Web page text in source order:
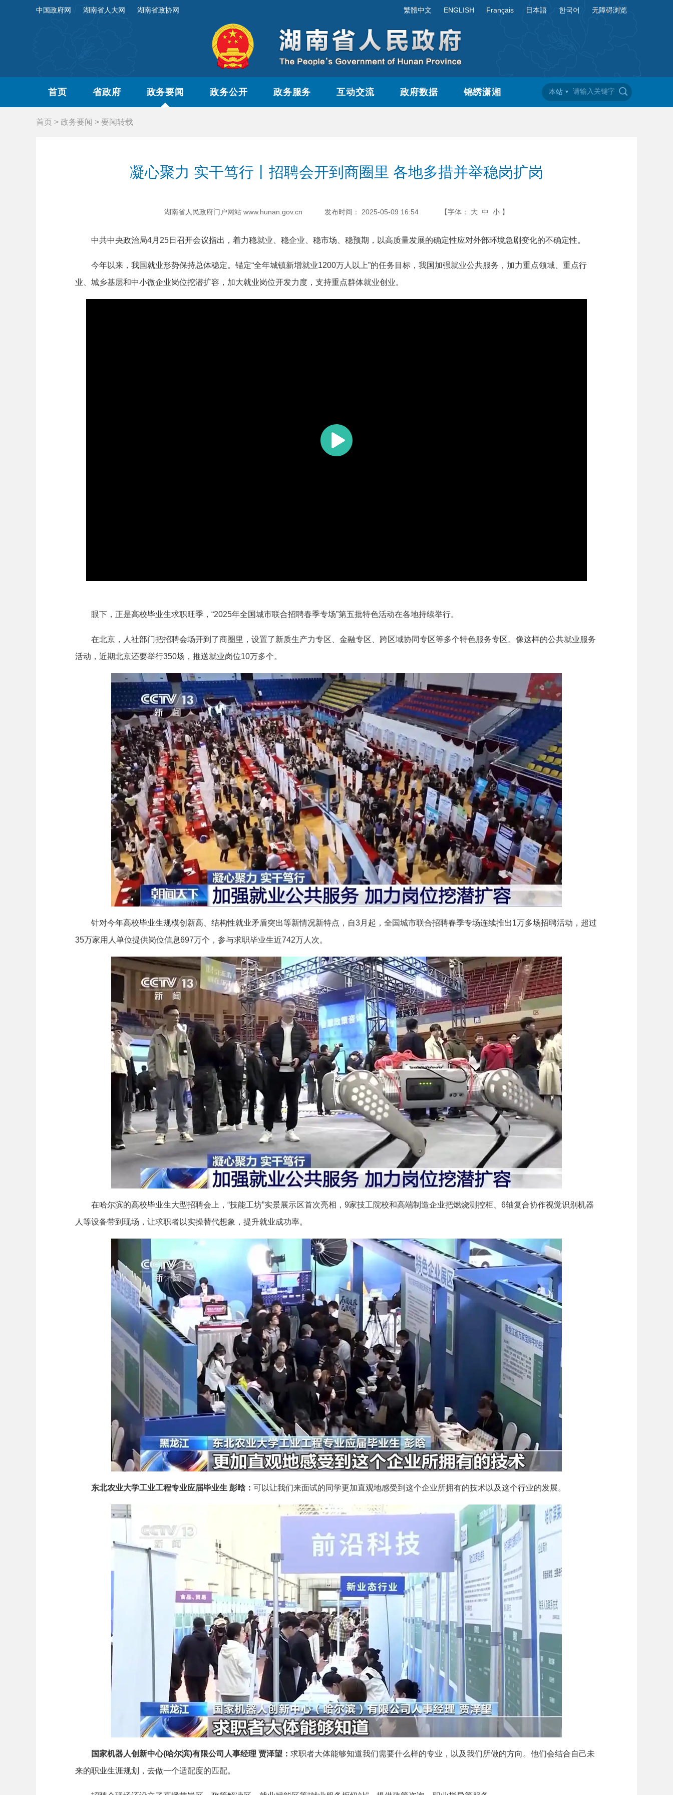
中国政府网 湖南省人大网 湖南省政协网 繁體中文 ENGLISH Français 日本語 한국어 无障碍浏览
首页 省政府 政务要闻 政务公开 政务服务 互动交流 政府数据 锦绣潇湘 本站
首页 > 政务要闻 > 要闻转载
凝心聚力 实干笃行丨招聘会开到商圈里 各地多措并举稳岗扩岗
湖南省人民政府门户网站 www.hunan.gov.cn 发布时间： 2025-05-09 16:54 【字体： 大 中 小 】
中共中央政治局4月25日召开会议指出，着力稳就业、稳企业、稳市场、稳预期，以高质量发展的确定性应对外部环境急剧变化的不确定性。
今年以来，我国就业形势保持总体稳定。锚定“全年城镇新增就业1200万人以上”的任务目标，我国加强就业公共服务，加力重点领域、重点行
业、城乡基层和中小微企业岗位挖潜扩容，加大就业岗位开发力度，支持重点群体就业创业。
眼下，正是高校毕业生求职旺季，“2025年全国城市联合招聘春季专场”第五批特色活动在各地持续举行。
在北京，人社部门把招聘会场开到了商圈里，设置了新质生产力专区、金融专区、跨区域协同专区等多个特色服务专区。像这样的公共就业服务
活动，近期北京还要举行350场，推送就业岗位10万多个。
针对今年高校毕业生规模创新高、结构性就业矛盾突出等新情况新特点，自3月起，全国城市联合招聘春季专场连续推出1万多场招聘活动，超过
35万家用人单位提供岗位信息697万个，参与求职毕业生近742万人次。
在哈尔滨的高校毕业生大型招聘会上，“技能工坊”实景展示区首次亮相，9家技工院校和高端制造企业把燃烧测控柜、6轴复合协作视觉识别机器
人等设备带到现场，让求职者以实操替代想象，提升就业成功率。
东北农业大学工业工程专业应届毕业生 彭晗： 可以让我们来面试的同学更加直观地感受到这个企业所拥有的技术以及这个行业的发展。
国家机器人创新中心(哈尔滨)有限公司人事经理 贾泽望： 求职者大体能够知道我们需要什么样的专业，以及我们所做的方向。他们会结合自己未
来的职业生涯规划，去做一个适配度的匹配。